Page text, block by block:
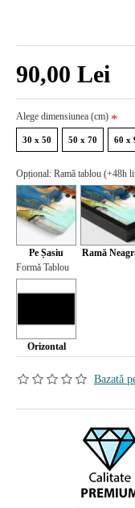
Bazată
90,00 Lei
Alege dimensiunea (cm)
30 x 50 50 x 70 60 x
Opțional: Ramă tablou (+48h
Pe Șasiu Ramă
Formă Tablou
Orizontal